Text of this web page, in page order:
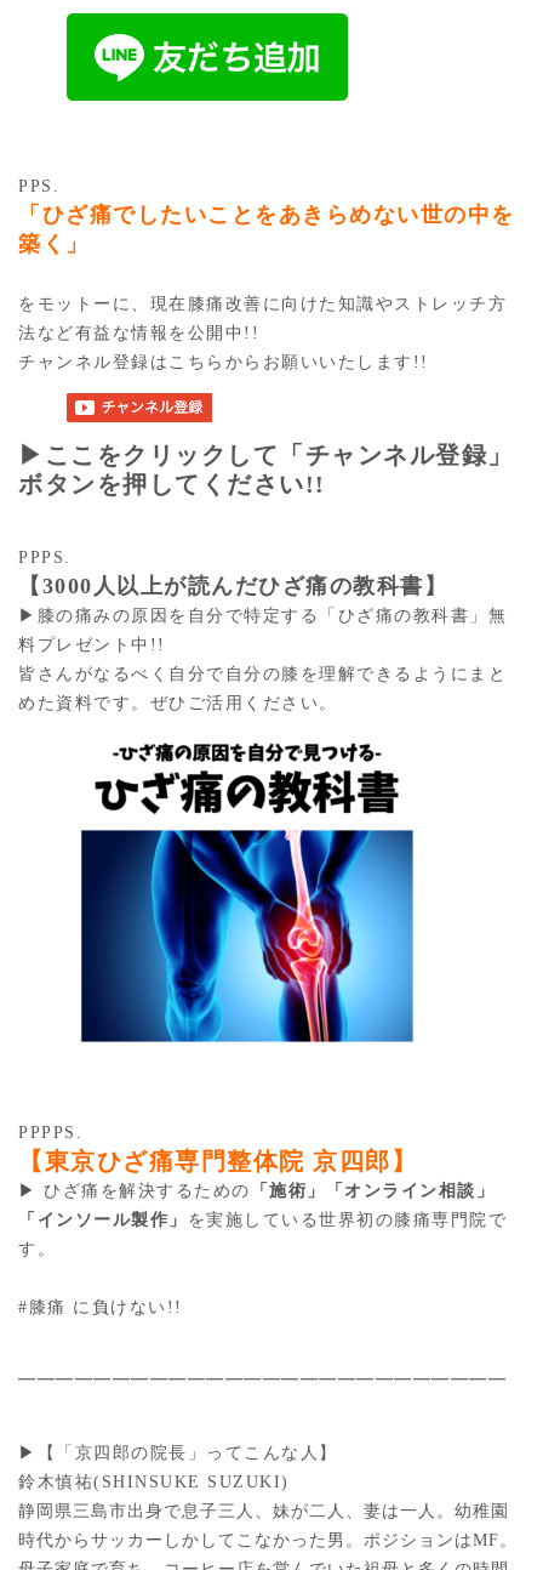
PPS.
「ひざ痛でしたいことをあきらめない世の中を
築く」
をモットーに、現在膝痛改善に向けた知識やストレッチ方
法など有益な情報を公開中!!
チャンネル登録はこちらからお願いいたします!!
▶︎ここをクリックして「チャンネル登録」
ボタンを押してください!!
PPPS.
【3000人以上が読んだひざ痛の教科書】
▶︎膝の痛みの原因を自分で特定する「ひざ痛の教科書」無
料プレゼント中!!
皆さんがなるべく自分で自分の膝を理解できるようにまと
めた資料です。ぜひご活用ください。
PPPPS.
【東京ひざ痛専門整体院 京四郎】
▶︎ ひざ痛を解決するための 「施術」「オンライン相談」
「インソール製作」 を実施している世界初の膝痛専門院で
す。
#膝痛 に負けない!!
━━━━━━━━━━━━━━━━━━━━━━━━━━
▶︎【「京四郎の院長」ってこんな人】
鈴木慎祐(SHINSUKE SUZUKI)
静岡県三島市出身で息子三人、妹が二人、妻は一人。幼稚園
時代からサッカーしかしてこなかった男。ポジションはMF。